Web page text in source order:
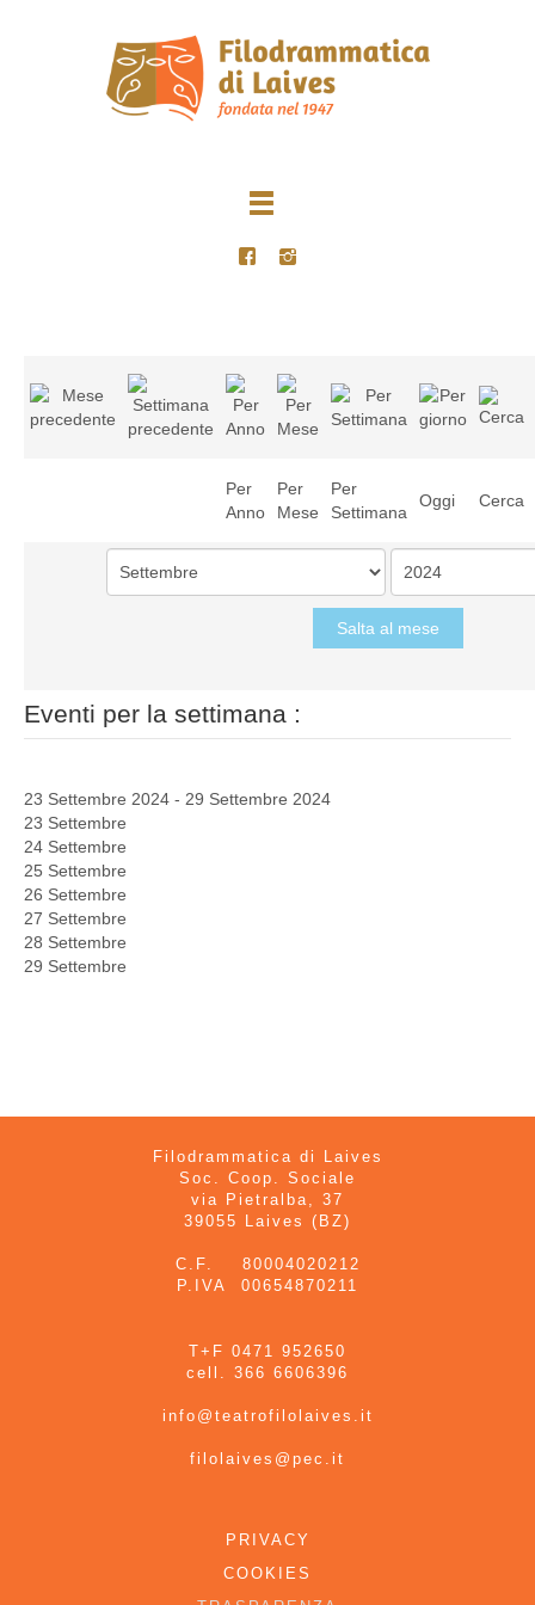
Per
Anno
Per
Mese
Per
Settimana
Oggi Cerca
Salta al mese
Eventi per la settimana :
23 Settembre 2024 - 29 Settembre 2024
23 Settembre
24 Settembre
25 Settembre
26 Settembre
27 Settembre
28 Settembre
29 Settembre
Filodrammatica di Laives
Soc. Coop. Sociale
via Pietralba, 37
39055 Laives (BZ)
C.F. 80004020212
P.IVA 00654870211
T+F 0471 952650
cell. 366 6606396
info@teatrofilolaives.it
filolaives@pec.it
PRIVACY
COOKIES